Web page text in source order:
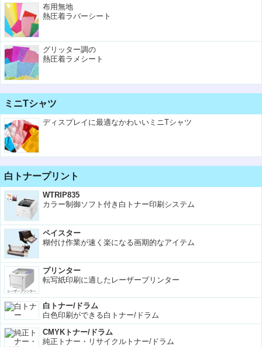
布用無地
熱圧着ラバーシート
グリッター調の
熱圧着ラメシート
ミニTシャツ
ディスプレイに最適なかわいいミニTシャツ
白トナープリント
WTRIP835
カラー制御ソフト付き白トナー印刷システム
ペイスター
糊付け作業が速く楽になる画期的なアイテム
プリンター
転写紙印刷に適したレーザープリンター
白トナー/ドラム
白色印刷ができる白トナー/ドラム
CMYKトナー/ドラム
純正トナー・リサイクルトナー/ドラム